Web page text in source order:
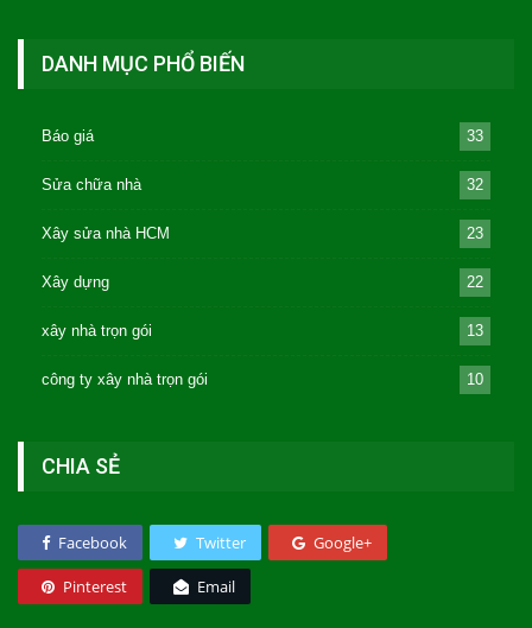
DANH MỤC PHỔ BIẾN
Báo giá 33
Sửa chữa nhà 32
Xây sửa nhà HCM 23
Xây dựng 22
xây nhà trọn gói 13
công ty xây nhà trọn gói 10
CHIA SẺ
Facebook Twitter Google+
Pinterest Email